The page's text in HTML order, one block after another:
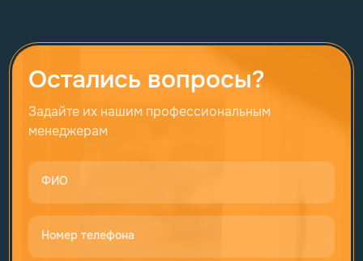
Остались вопросы?
Задайте их нашим профессиональным
менеджерам
ФИО
Номер телефона